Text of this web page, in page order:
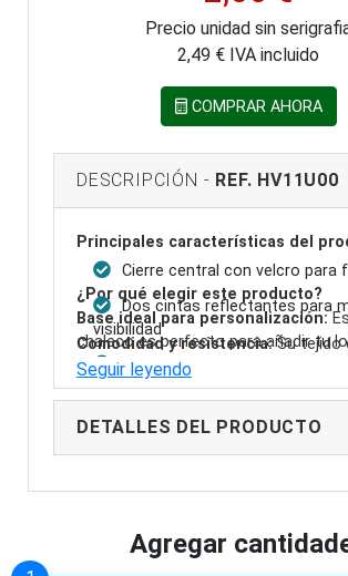
Precio unidad sin
2,49 € IVA incluido
COMPRAR AHORA
DESCRIPCIÓN - REF. HV11U00
Principales características del
Cierre central con velcro para
Dos cintas reflectantes para
visibilidad
Vivos del mismo tono para un
uniforme
100% Poliéster, ligero y cómodo
¿Por qué elegir este producto?
Base ideal para personalización:
chaleco es perfecto para añadir tu
diseño o texto personalizado,
tus necesidades específicas.
Comodidad y resistencia:Su tejido
poliéster de 125 g/m² garantiza una
ligera y duradera, ideal para el uso
Seguir leyendo
DETALLES DEL PRODUCTO
Agregar